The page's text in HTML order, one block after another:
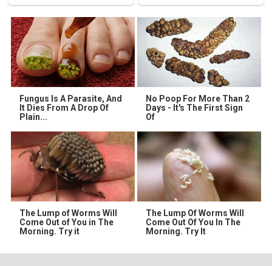
Fungus Is A Parasite, And
It Dies From A Drop Of
Plain...
No Poop For More Than 2
Days - It's The First Sign
Of
The Lump of Worms Will
Come Out of You in The
Morning. Try it
The Lump Of Worms Will
Come Out Of You In The
Morning. Try It